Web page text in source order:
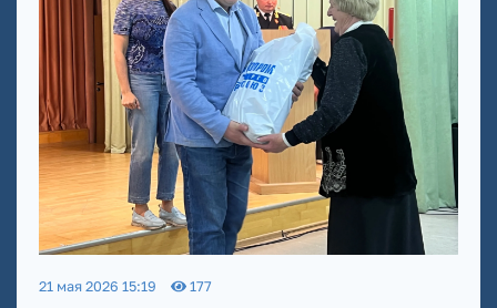
21 мая 2026 15:19 177